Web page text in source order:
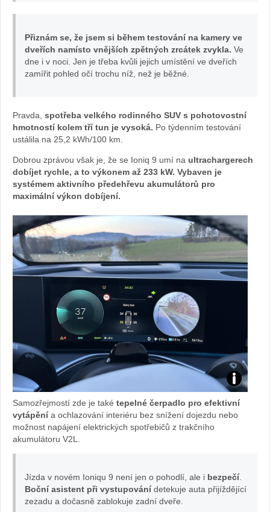
v
au
Přiznám se, že jsem si během testování na kamery ve
dveřích namísto vnějších zpětných zrcátek zvykla. Ve
dne i v noci. Jen je třeba kvůli jejich umístění ve dveřích
zamířit pohled očí trochu níž, než je běžné.
Pravda, spotřeba velkého rodinného SUV s pohotovostní
hmotností kolem tří tun je vysoká. Po týdenním testování
ustálila na 25,2 kWh/100 km.
Dobrou zprávou však je, že se Ioniq 9 umí na ultrachargerech
dobíjet rychle, a to výkonem až 233 kW. Vybaven je
systémem aktivního předehřevu akumulátorů pro
maximální výkon dobíjení.
Boční
směru
Samozřejmostí zde je také tepelné čerpadlo pro efektivní
vytápěnía ochlazování interiéru bez snížení dojezdu nebo
možnost napájení elektrických spotřebičů z trakčního
akumulátoru V2L.
Jízda v novém Ioniqu 9 není jen o pohodlí, ale i bezpečí.
Boční asistent při vystupovánídetekuje auta přijíždějící
zezadu a dočasně zablokuje zadní dveře.